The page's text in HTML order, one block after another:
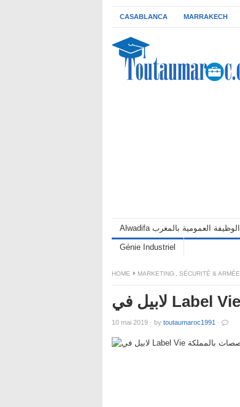
CASABLANCA MARRAKECH
Alwadifa الوظيفة العمومية بالمغرب
Génie Industriel
HOME MARKETING SÉCURITÉ & ARMÉE
10 mai 2019 · by toutaumaroc1991 ·